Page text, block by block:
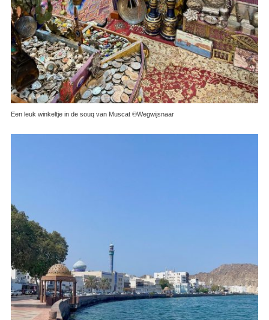
Een leuk winkeltje in de souq van Muscat ©Wegwijsnaar